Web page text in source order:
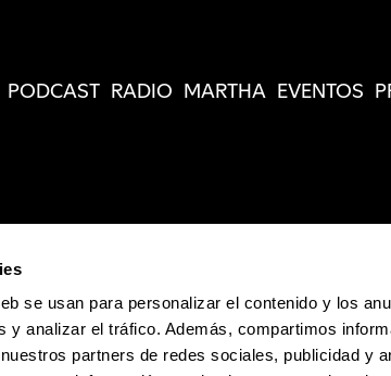
se usan para personalizar el contenido y los
y analizar el tráfico. Además, compartimos
partners de redes sociales, publicidad y
PODCAST RADIO MARTHA EVENTOS